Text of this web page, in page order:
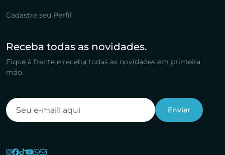
Cadastre seu Perfil
Receba todas as novidades.
Fique à frente e receba todas as novidades em primeira
mão.